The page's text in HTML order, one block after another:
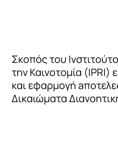
Σκοπός του
την Καινοτομία (IPRI)
και εφαρμογή
Δικαιώματα